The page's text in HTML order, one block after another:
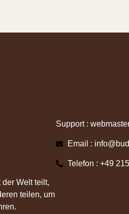
Welt teilt,
teilen, um
Support :
Email :
Telefon : +49